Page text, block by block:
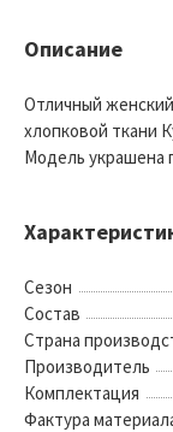
Описание
Отличный
хлопковой ткани
Модель украшена
Сезон
Состав
Страна
Производитель
Комплектация
Фактура